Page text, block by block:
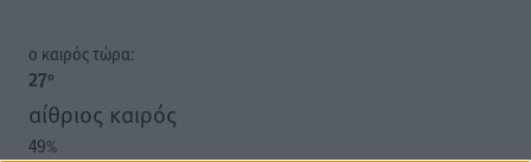
o καιρός τώρα:
27°
αίθριος καιρός
49%